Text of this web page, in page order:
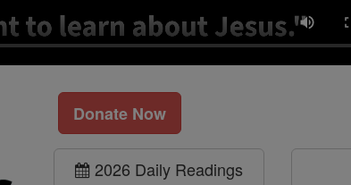
Donate Now
2026 Daily Readings